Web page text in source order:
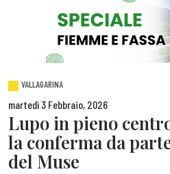
VALLAGARINA
martedì 3 Febbraio, 2026
Lupo in pieno
la conferma da
del Muse